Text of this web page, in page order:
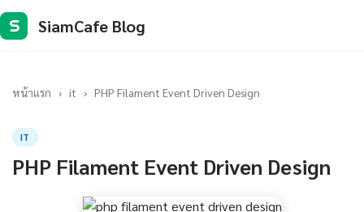
S SiamCafe Blog
หน้าแรก › it › PHP Filament Event Driven Design
IT
PHP Filament Event Driven Design